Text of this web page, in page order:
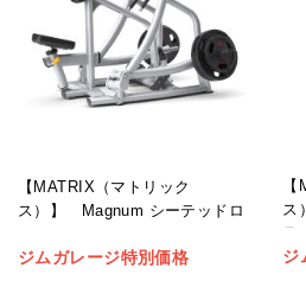
【MATRIX（マトリック
ス）】 Magnum シーテッドロ
ジムガレージ特別価格
ス
ラ
ジ